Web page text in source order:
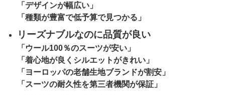
「デザインが幅広い」
「種類が豊富で低予算で見つかる」
リーズナブルなのに品質が良い
「ウール100％のスーツが安い」
「着心地が良くシルエットがきれい」
「ヨーロッパの老舗生地ブランドが割安」
「スーツの耐久性を第三者機関が保証」